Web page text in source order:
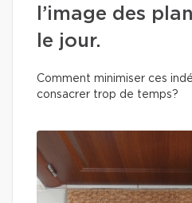
l’image des
le jour.
Comment minimiser ces
consacrer trop de temps?